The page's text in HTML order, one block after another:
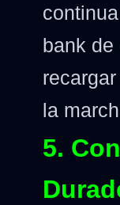
bank de
la
5.